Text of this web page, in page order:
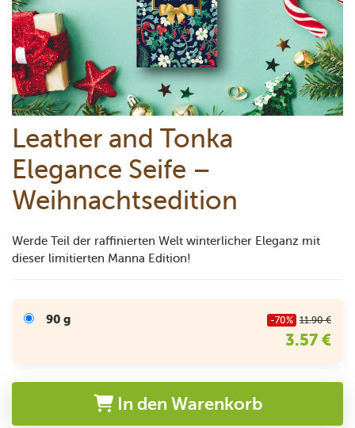
Leather and Tonka
Elegance Seife –
Weihnachtsedition
Werde Teil der raffinierten Welt winterlicher Eleganz mit
dieser limitierten Manna Edition!
90 g -70% 11.90 €
3.57 €
In den Warenkorb